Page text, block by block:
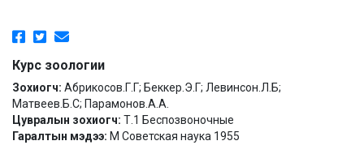
Курс зоологии
Зохиогч: Абрикосов.Г.Г; Беккер.Э.Г; Левинсон.Л.Б;
Матвеев.Б.С; Парамонов.А.А.
Цувралын зохиогч: Т.1 Беспозвоночные
Гаралтын мэдээ: М Советская наука 1955